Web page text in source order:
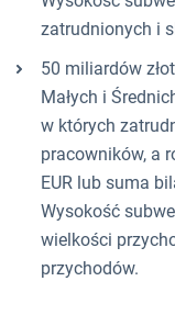
zatrudnionych i
50 miliardów
Małych i
w których
pracowników, a
EUR lub suma
Wysokość
wielkości
przychodów.